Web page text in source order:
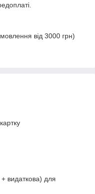
від 3000 грн)
видаткова) для